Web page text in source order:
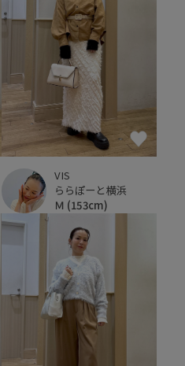
VIS
ららぽーと横浜
Ｍ (153cm)